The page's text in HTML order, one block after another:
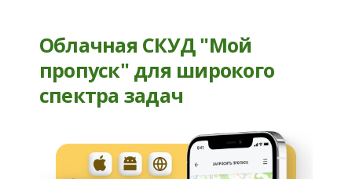
Облачная СКУД "Мой
пропуск" для широкого
спектра задач